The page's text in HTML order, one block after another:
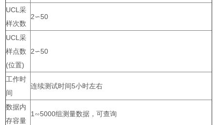
UCL采
样次数
2∽50
UCL采
样点数
(位置)
2∽50
工作时
间
连续测试时间5小时左右
数据内
存容量
1∽5000组测量数据，可查询